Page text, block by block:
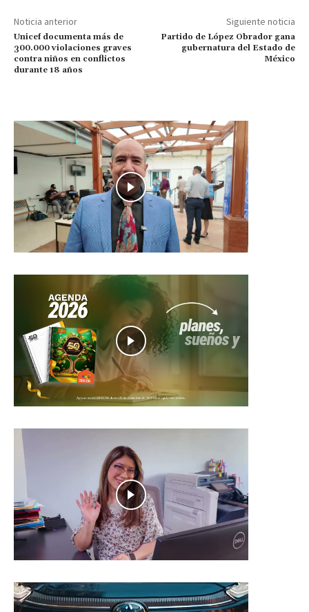
Noticia anterior
Unicef documenta más de
300.000 violaciones graves
contra niños en conflictos
durante 18 años
Siguiente noticia
Partido de López Obrador gana
gubernatura del Estado de
México